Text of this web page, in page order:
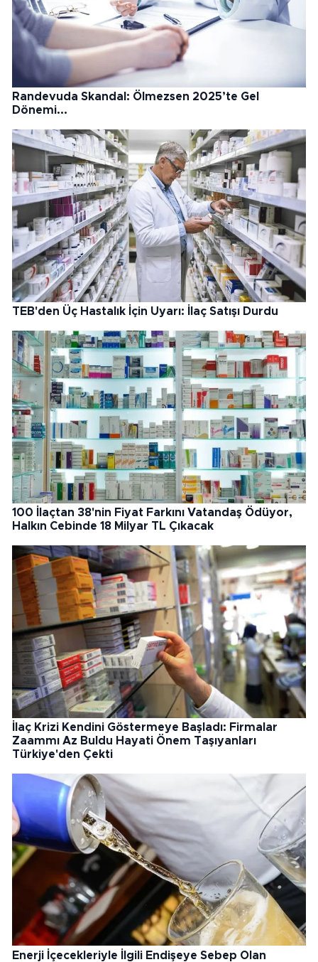
Randevuda Skandal: Ölmezsen 2025’te Gel
Dönemi...
TEB'den Üç Hastalık İçin Uyarı: İlaç Satışı Durdu
100 İlaçtan 38'nin Fiyat Farkını Vatandaş Ödüyor,
Halkın Cebinde 18 Milyar TL Çıkacak
İlaç Krizi Kendini Göstermeye Başladı: Firmalar
Zaammı Az Buldu Hayati Önem Taşıyanları
Türkiye'den Çekti
Enerji İçecekleriyle İlgili Endişeye Sebep Olan